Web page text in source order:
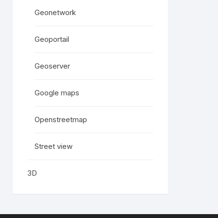
Geonetwork
Geoportail
Geoserver
Google maps
Openstreetmap
Street view
3D